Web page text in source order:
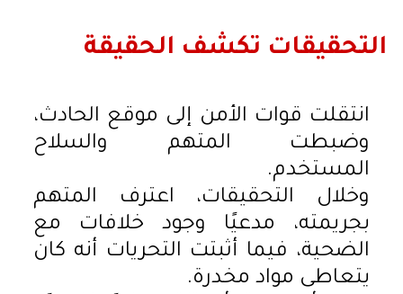
التحقيقات تكشف الحقيقة
انتقلت قوات الأمن إلى موقع الحادث،
وضبطت المتهم والسلاح
المستخدم.
وخلال التحقيقات، اعترف المتهم
بجريمته، مدعيًا وجود خلافات مع
الضحية، فيما أثبتت التحريات أنه كان
يتعاطى مواد مخدرة.